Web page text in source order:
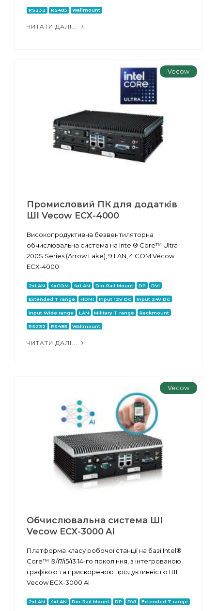
RS232 RS485 Wallmount
ЧИТАТИ ДАЛІ...
Vecow
Промисловий ПК для додатків
ШІ Vecow ECX-4000
Високопродуктивна безвентиляторна
обчислювальна система на Intel® Core™ Ultra
200S Series (Arrow Lake), 9 LAN, 4 COM Vecow
ECX-4000
2xLAN 4xCOM 4xLAN Din-Rail Mount DP DVI
Extended T range HDMI Input 12V DC Input 24V DC
Input Wide range LAN Military T range Rackmount
RS232 RS485 Wallmount
ЧИТАТИ ДАЛІ...
Vecow
Обчислювальна система ШІ
Vecow ECX-3000 AI
Платформа класу робочої станції на базі Intel®
Core™ i9/i7/i5/i3 14-го покоління, з інтегрованою
графікою та прискореною продуктивністю ШІ
Vecow ECX-3000 AI
2xLAN 4xLAN Din-Rail Mount DP DVI Extended T range